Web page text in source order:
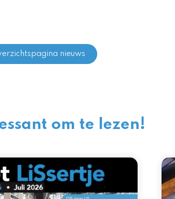
nieuws
om te lezen!